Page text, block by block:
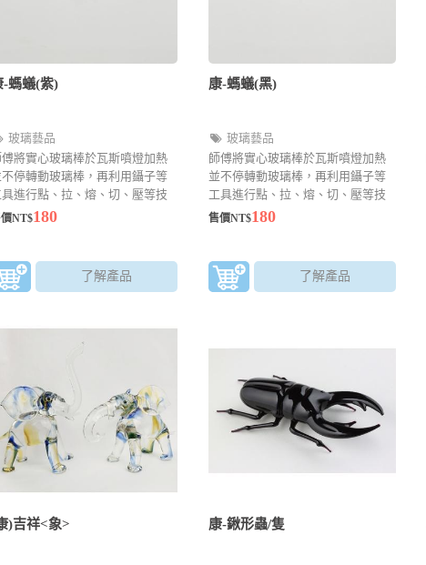
-螞蟻(紫)
玻璃藝品
傅將實心玻璃棒於瓦斯噴燈加熱
不停轉動玻璃棒，再利用鑷子等
具進行點、拉、熔、切、壓等技
成型，可以製作精巧的玻璃藝
NT$180
了解產品
康-螞蟻(黑)
玻璃藝品
師傅將實心玻璃棒於瓦斯噴燈加熱
並不停轉動玻璃棒，再利用鑷子等
工具進行點、拉、熔、切、壓等技
法來成型，可以製作精巧的玻璃藝
售價NT$180
了解產品
)吉祥<象> 康-鍬形蟲/隻